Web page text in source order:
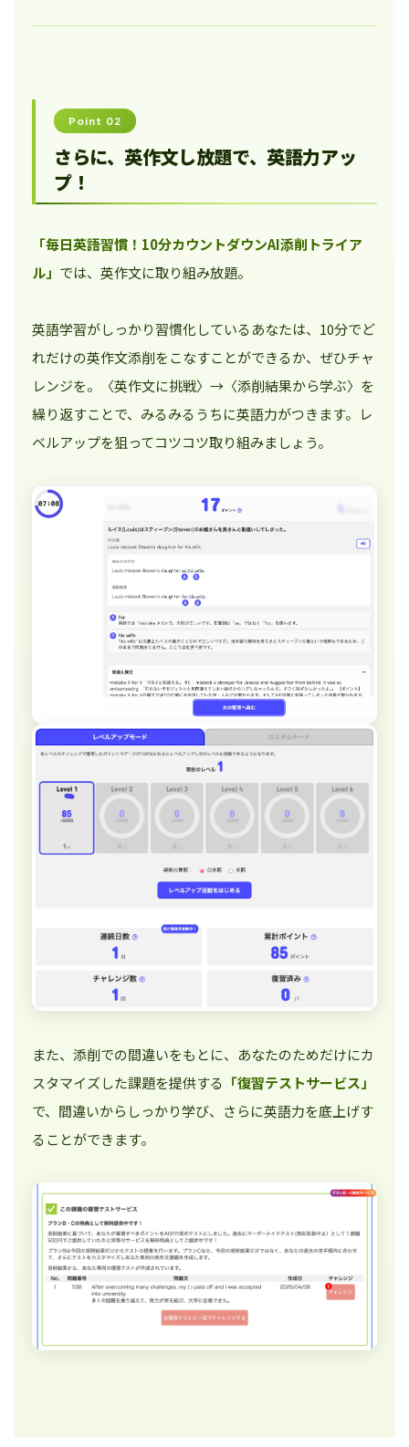
Point 02
さらに、英作文し放題で、英語力アッ
プ！
「毎日英語習慣！10分カウントダウンAI添削トライア
ル」 では、英作文に取り組み放題。
英語学習がしっかり習慣化しているあなたは、10分でど
れだけの英作文添削をこなすことができるか、ぜひチャ
レンジを。〈英作文に挑戦〉→〈添削結果から学ぶ〉を
繰り返すことで、みるみるうちに英語力がつきます。レ
ベルアップを狙ってコツコツ取り組みましょう。
また、添削での間違いをもとに、あなたのためだけにカ
スタマイズした課題を提供する 「復習テストサービス」
で、間違いからしっかり学び、さらに英語力を底上げす
ることができます。